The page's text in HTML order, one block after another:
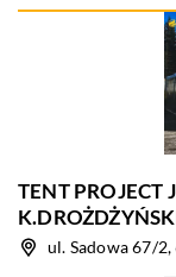
TENT PROJECT
ul. Sadowa 67/